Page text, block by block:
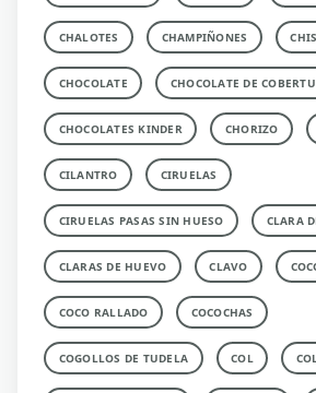
CHALOTES CHAMPIÑONES
CHOCOLATE CHOCOLATE DE
CHOCOLATES KINDER CHORIZO
CILANTRO CIRUELAS
CIRUELAS PASAS SIN HUESO CLARA
CLARAS DE HUEVO CLAVO
COCO RALLADO COCOCHAS
COGOLLOS DE TUDELA COL